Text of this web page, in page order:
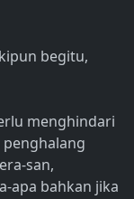
begitu,
menghindari
san,
apa bahkan jika